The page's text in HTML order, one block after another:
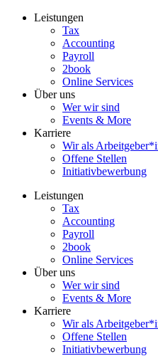
Zum
Leistungen
Tax
Accounting
Payroll
2book
Online Services
Über uns
Wer wir sind
Events & More
Karriere
Wir als
Offene Stellen
Initiativbewerbung
Leistungen
Tax
Accounting
Payroll
2book
Online Services
Über uns
Wer wir sind
Events & More
Karriere
Wir als
Offene Stellen
Initiativbewerbung